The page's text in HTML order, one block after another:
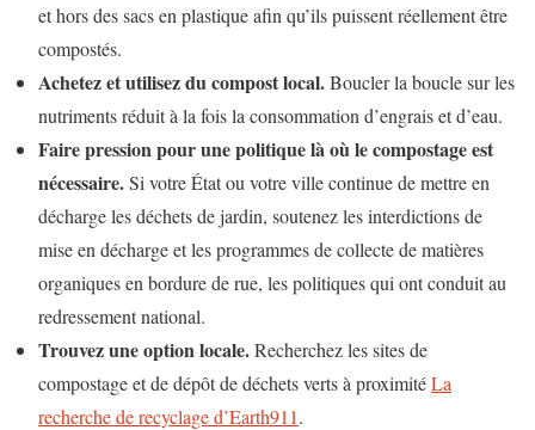
et hors des sacs en plastique afin qu’ils puissent réellement être
compostés.
Achetez et utilisez du compost local.Boucler la boucle sur les
nutriments réduit à la fois la consommation d’engrais et d’eau.
Faire pression pour une politique là où le compostage est
nécessaire.Si votre État ou votre ville continue de mettre en
décharge les déchets de jardin, soutenez les interdictions de
mise en décharge et les programmes de collecte de matières
organiques en bordure de rue, les politiques qui ont conduit au
redressement national.
Trouvez une option locale.Recherchez les sites de
compostage et de dépôt de déchets verts à proximitéLa
recherche de recyclage d’Earth911.